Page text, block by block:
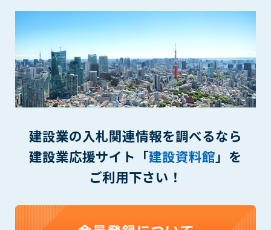
建設業の入札関連情報を調べるなら
建設業応援サイト「建設資料館」を
ご利用下さい！
(4) 有害なコンピュータプログラム等を送信又は書き込む行為
(5) 第三者に不利益を与える行為
(6) 管理者が承認していない営利を目的とした行為
(7) 公序良俗に反する行為
(8) 犯罪的行為に結びつく行為
(9) その他、法律に反する行為
(10) 建設資料館から知り得た情報及びダウンロードした情報
に第三者に提供すること
第7条（登録内容の削除）
管理者は、会員が登録した内容が以下に該当する、またはその
恐れのあるものは、会員の承諾なく削除できるものとします。
と管理者が、判断した場合
(2) 建設資料館の運営および保守管理上、必要と判断した場合